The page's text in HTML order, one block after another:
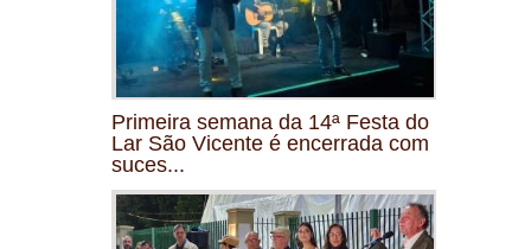
Primeira semana da 14ª Festa do
Lar São Vicente é encerrada com
suces...